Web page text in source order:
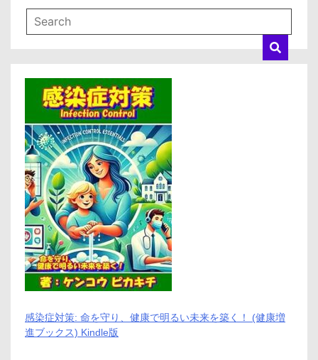
感染症対策: 命を守り、健康で明るい未来を築く！ (健康増
進ブックス) Kindle版